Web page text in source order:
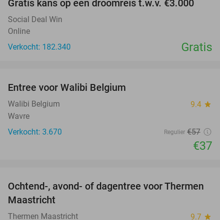
Gratis kans op een droomreis t.w.v. €3.000
Social Deal Win
Online
Verkocht: 182.340
Gratis
Entree voor Walibi Belgium
Walibi Belgium 9.4 star
Wavre
Verkocht: 3.670
Regulier €57
€37
25%
Ochtend-, avond- of dagentree voor Thermen
Maastricht
Thermen Maastricht 9.7 star